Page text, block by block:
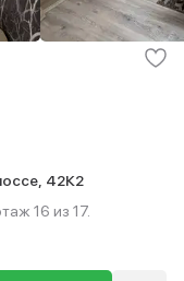
42К2
16 из 17.